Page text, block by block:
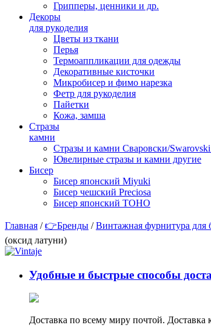
Грипперы, ценники и др.
Декоры
для рукоделия
Цветы из ткани
Перья
Термоаппликации для одежды
Декоративные кисточки
Микробисер и фимо нарезка
Фетр для рукоделия
Пайетки
Кожа, замша
Стразы
камни
Стразы и камни Сваровски/
Ювелирные стразы и камни другие
Бисер
Бисер японский Miyuki
Бисер чешский Preciosa
Бисер японский TOHO
Главная /👉Бренды /Винтажная фурнитура
(оксид латуни)
Удобные и быстрые способы
Доставка по всему миру почтой.